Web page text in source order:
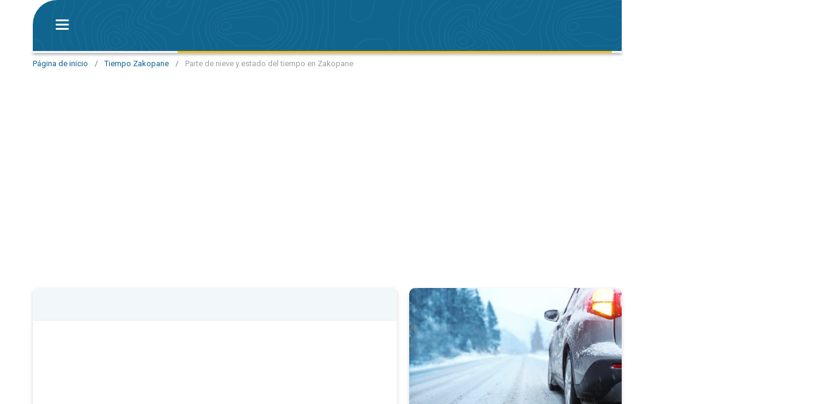
Página de inicio / Tiempo Zakopane / Parte de nieve y estado del tiempo en Zakopane
El peligro de conducir con hielo y nieve. Consejos. . .